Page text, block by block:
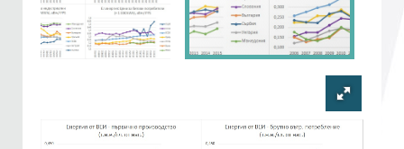
Дейности
Проекти